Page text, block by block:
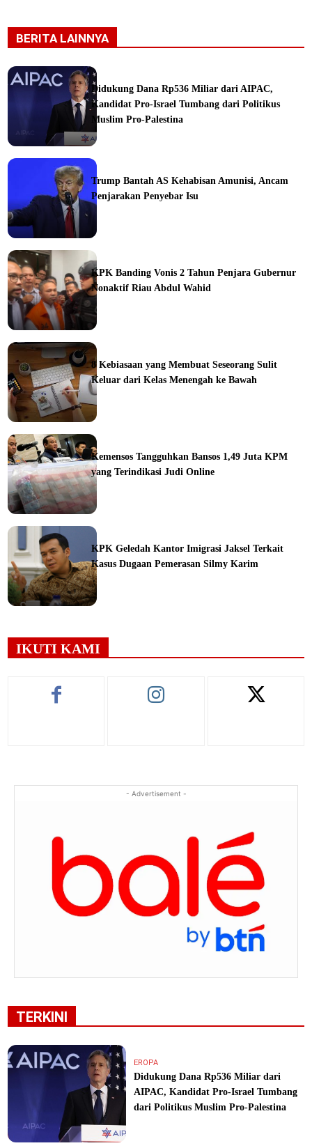
BERITA LAINNYA
Didukung Dana Rp536 Miliar dari AIPAC,
Kandidat Pro-Israel Tumbang dari Politikus
Muslim Pro-Palestina
Trump Bantah AS Kehabisan Amunisi, Ancam
Penjarakan Penyebar Isu
KPK Banding Vonis 2 Tahun Penjara Gubernur
Nonaktif Riau Abdul Wahid
8 Kebiasaan yang Membuat Seseorang Sulit
Keluar dari Kelas Menengah ke Bawah
Kemensos Tangguhkan Bansos 1,49 Juta KPM
yang Terindikasi Judi Online
KPK Geledah Kantor Imigrasi Jaksel Terkait
Kasus Dugaan Pemerasan Silmy Karim
IKUTI KAMI
- Advertisement -
TERKINI
EROPA
Didukung Dana Rp536 Miliar dari
AIPAC, Kandidat Pro-Israel Tumbang
dari Politikus Muslim Pro-Palestina